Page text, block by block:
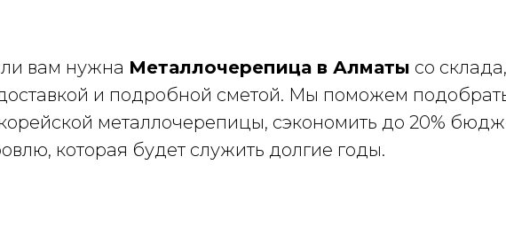
вам нужна Металлочерепица в Алматы со
и подробной сметой. Мы поможем
металлочерепицы, сэкономить до 20%
которая будет служить долгие годы.